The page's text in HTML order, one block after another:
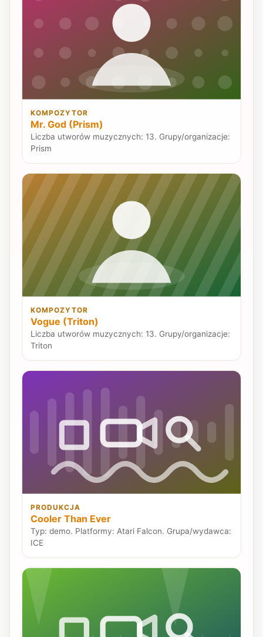
KOMPOZYTOR
Mr. God (Prism)
Liczba utworów muzycznych: 13. Grupy/organizacje:
Prism
KOMPOZYTOR
Vogue (Triton)
Liczba utworów muzycznych: 13. Grupy/organizacje:
Triton
PRODUKCJA
Cooler Than Ever
Typ: demo. Platformy: Atari Falcon. Grupa/wydawca:
ICE